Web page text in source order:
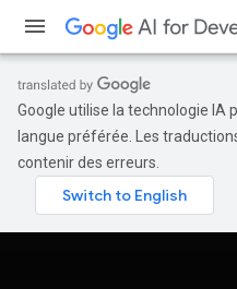
Google utilise la technologie IA
langue préférée. Les
contenir des erreurs.